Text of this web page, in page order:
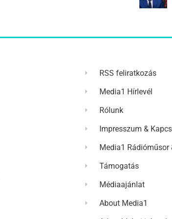
RSS feliratkozás
Media1 Hírlevél
Rólunk
Impresszum &
Media1 Rádióműsor
Támogatás
Médiaajánlat
About Media1